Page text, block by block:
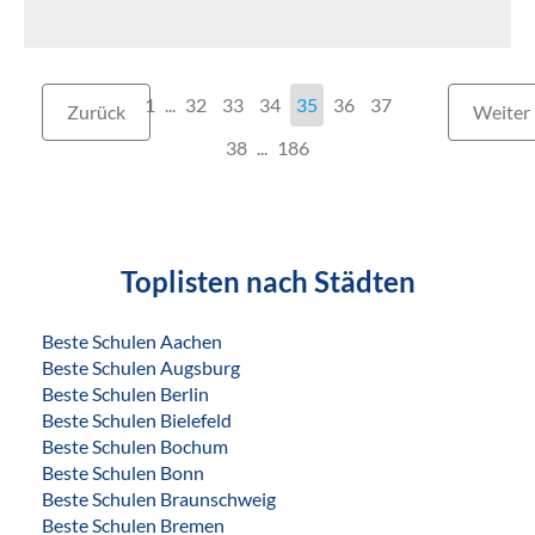
Zurück 1 ... 32 33 34 35 36
37
38
186
Weiter
Toplisten nach Städten
Beste Schulen Aachen
Beste Schulen Augsburg
Beste Schulen Berlin
Beste Schulen Bielefeld
Beste Schulen Bochum
Beste Schulen Bonn
Beste Schulen Braunschweig
Beste Schulen Bremen